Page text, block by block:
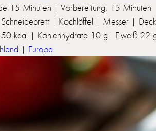
15 Minuten | Vorbereitung: 15
| Kochlöffel | Messer |
kcal | Kohlenhydrate 10 g| Eiweiß 22
| Europa